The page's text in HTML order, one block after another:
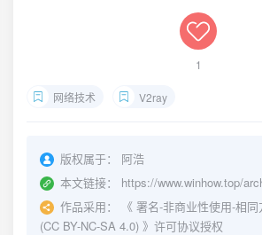
1
网络技术 V2ray
版权属于：
阿浩
本文链接：
https://www.winhow.top/
作品采用：
《 署名-非商业性使用-相
(CC BY-NC-SA 4.0) 》许可协议授权